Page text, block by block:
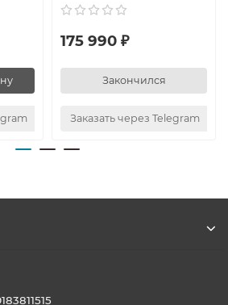
175 990 ₽
Закончился
Заказать через Telegram